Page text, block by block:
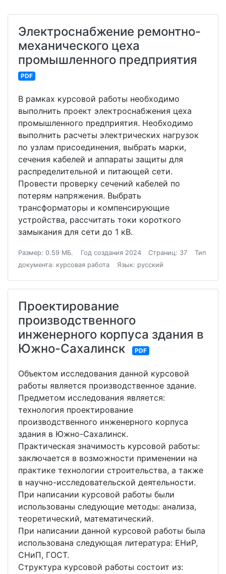
Электроснабжение ремонтно-
механического цеха
промышленного предприятия
PDF
В рамках курсовой работы необходимо
выполнить проект электроснабжения цеха
промышленного предприятия. Необходимо
выполнить расчеты электрических нагрузок
по узлам присоединения, выбрать марки,
сечения кабелей и аппараты защиты для
распределительной и питающей сети.
Провести проверку сечений кабелей по
потерям напряжения. Выбрать
трансформаторы и компенсирующие
устройства, рассчитать токи короткого
замыкания для сети до 1 кВ.
Размер: 0.59 МБ. Год создания 2024 Страниц: 37
Тип
документа: курсовая работа
Язык: русский
Проектирование
производственного
инженерного корпуса здания в
Южно-Сахалинск
PDF
Объектом исследования данной курсовой
работы является производственное здание.
Предметом исследования является:
технология проектирование
производственного инженерного корпуса
здания в Южно-Сахалинск.
Практическая значимость курсовой работы:
заключается в возможности применении на
практике технологии строительства, а также
в научно-исследовательской деятельности.
При написании курсовой работы были
использованы следующие методы: анализа,
теоретический, математический.
При написании данной курсовой работы была
использована следующая литература: ЕНиР,
СНиП, ГОСТ.
Структура курсовой работы состоит из: